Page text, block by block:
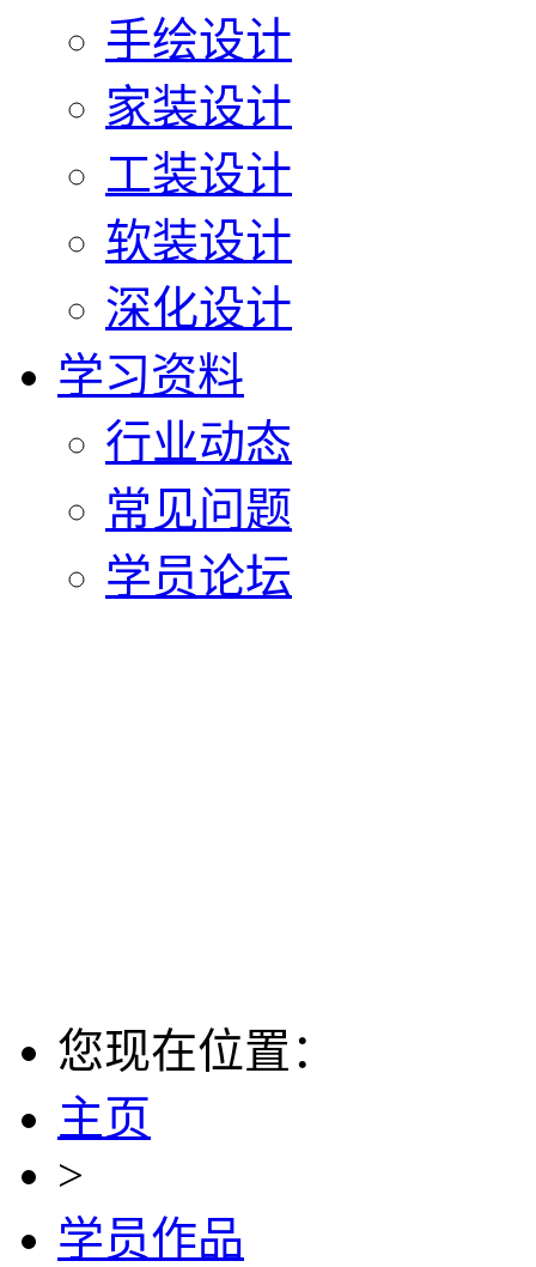
手绘设计
家装设计
工装设计
软装设计
深化设计
学习资料
行业动态
常见问题
学员论坛
您现在位置：
主页
>
学员作品